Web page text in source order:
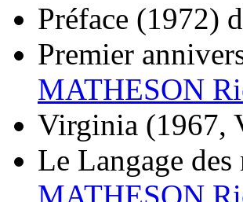
Préface (1972)
Premier
MATHESON
Virginia (1967,
Le Langage des
MATHESON